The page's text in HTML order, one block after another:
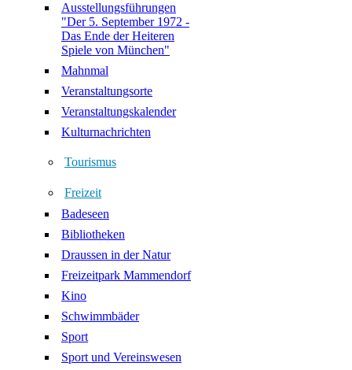
Ausstellungsführungen
"Der 5. September 1972 -
Das Ende der Heiteren
Spiele von München"
Mahnmal
Veranstaltungsorte
Veranstaltungskalender
Kulturnachrichten
Tourismus
Freizeit
Badeseen
Bibliotheken
Draussen in der Natur
Freizeitpark Mammendorf
Kino
Schwimmbäder
Sport
Sport und Vereinswesen